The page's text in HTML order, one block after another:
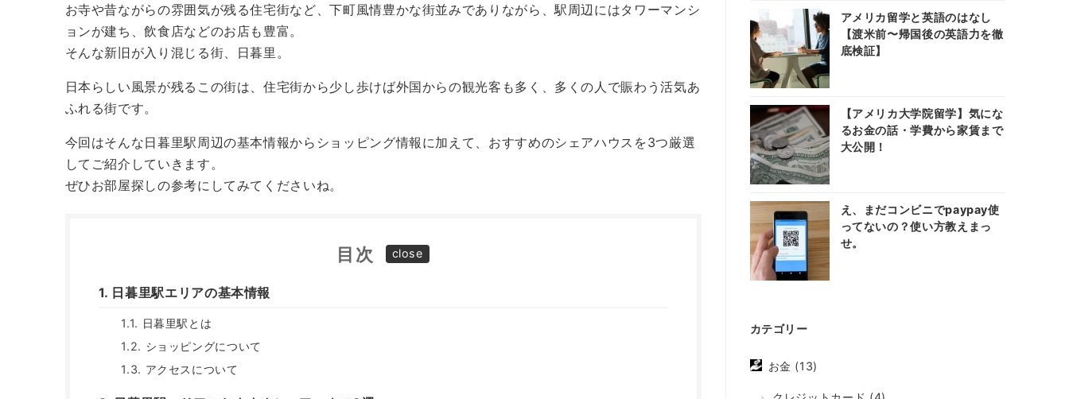
お寺や昔ながらの雰囲気が残る住宅街など、下町風情豊かな街並みでありながら、駅周辺にはタワーマンシ
ョンが建ち、飲食店などのお店も豊富。
そんな新旧が入り混じる街、日暮里。
日本らしい風景が残るこの街は、住宅街から少し歩けば外国からの観光客も多く、多くの人で賑わう活気あ
ふれる街です。
今回はそんな日暮里駅周辺の基本情報からショッピング情報に加えて、おすすめのシェアハウスを3つ厳選
してご紹介していきます。
ぜひお部屋探しの参考にしてみてくださいね。
目次
日暮里駅エリアの基本情報
日暮里駅とは
ショッピングについて
アクセスについて
アメリカ留学と英語のはなし
【渡米前〜帰国後の英語力を徹
底検証】
【アメリカ大学院留学】気にな
るお金の話・学費から家賃まで
大公開！
え、まだコンビニでpaypay使
ってないの？使い方教えまっ
せ。
カテゴリー
お金 (13)